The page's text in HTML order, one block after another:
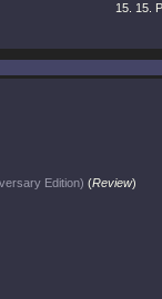
15.
Edition) (Review)